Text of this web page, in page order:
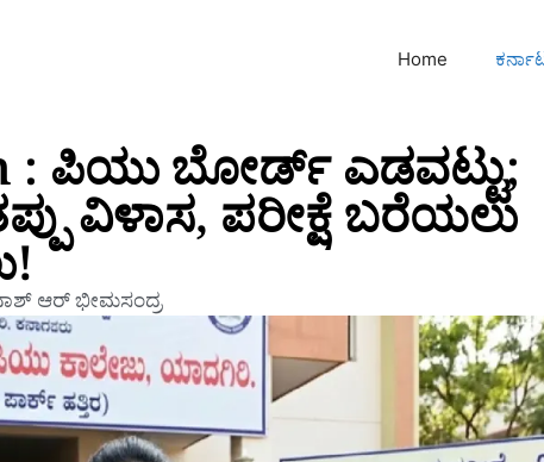
Home
: ಪಿಯು ಬೋರ್ಡ್ ಎಡವಟ್ಟು;
ವಿಳಾಸ, ಪರೀಕ್ಷೆ ಬರೆಯಲು
ಆರ್‌ ಭೀಮಸಂದ್ರ